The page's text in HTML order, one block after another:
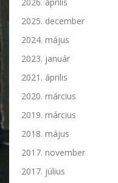
2025. december
2024. május
2023. január
2021. április
2020. március
2019. március
2018. május
2017. november
2017. július